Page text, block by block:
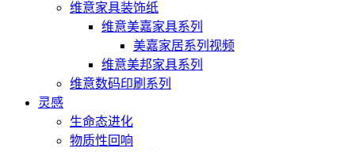
维意家具装饰纸
维意美嘉家具系列
美嘉家居系列视频
维意美邦家具系列
维意数码印刷系列
灵感
生命态进化
物质性回响